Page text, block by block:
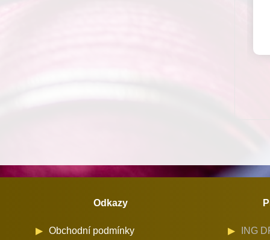
Odkazy
Obchodní podmínky ING